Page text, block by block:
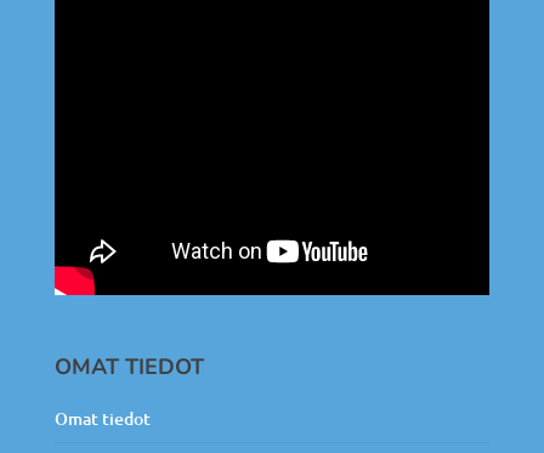
OMAT TIEDOT
Omat tiedot